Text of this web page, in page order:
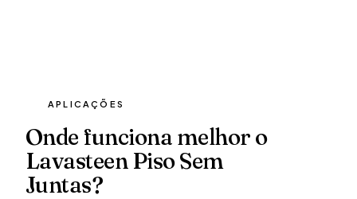
APLICAÇÕES
Onde funciona melhor o
Lavasteen Piso Sem
Juntas?